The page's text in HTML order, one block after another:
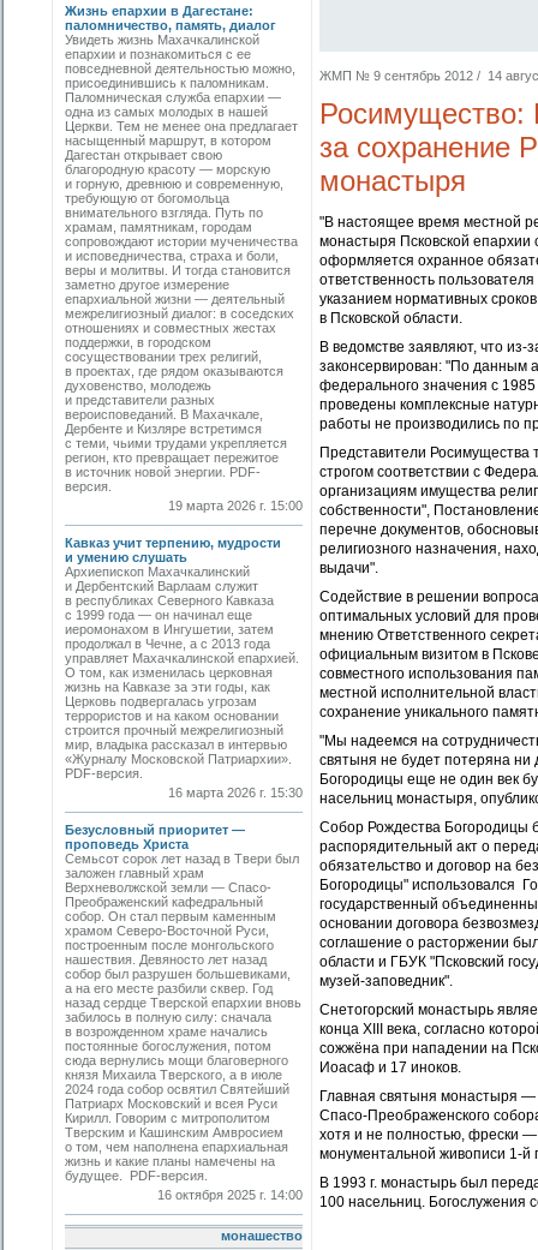
Жизнь епархии в Дагестане:
паломничество, память, диалог
Увидеть жизнь Махачкалинской
епархии и познакомиться с ее
повседневной деятельностью можно,
присоединившись к паломникам.
Паломническая служба епархии —
одна из самых молодых в нашей
Церкви. Тем не менее она предлагает
насыщенный маршрут, в котором
Дагестан открывает свою
благородную красоту — морскую
и горную, древнюю и современную,
требующую от богомольца
внимательного взгляда. Путь по
храмам, памятникам, городам
сопровождают истории мученичества
и исповедничества, страха и боли,
веры и молитвы. И тогда становится
заметно другое измерение
епархиальной жизни — деятельный
межрелигиозный диалог: в соседских
отношениях и совместных жестах
поддержки, в городском
сосуществовании трех религий,
в проектах, где рядом оказываются
духовенство, молодежь
и представители разных
вероисповеданий. В Махачкале,
Дербенте и Кизляре встретимся
с теми, чьими трудами укрепляется
регион, кто превращает пережитое
в источник новой энергии. PDF-
версия.
19 марта 2026 г. 15:00
Кавказ учит терпению, мудрости
и умению слушать
Архиепископ Махачкалинский
и Дербентский Варлаам служит
в республиках Северного Кавказа
с 1999 года — он начинал еще
иеромонахом в Ингушетии, затем
продолжал в Чечне, а с 2013 года
управляет Махачкалинской епархией.
О том, как изменилась церковная
жизнь на Кавказе за эти годы, как
Церковь подвергалась угрозам
террористов и на каком основании
строится прочный межрелигиозный
мир, владыка рассказал в интервью
«Журналу Московской Патриархии».
PDF-версия.
16 марта 2026 г. 15:30
Безусловный приоритет —
проповедь Христа
Семьсот сорок лет назад в Твери был
заложен главный храм
Верхневолжской земли — Спасо-
Преображенский кафедральный
собор. Он стал первым каменным
храмом Северо-Восточной Руси,
построенным после монгольского
нашествия. Девяносто лет назад
собор был разрушен большевиками,
а на его месте разбили сквер. Год
назад сердце Тверской епархии вновь
забилось в полную силу: сначала
в возрожденном храме начались
постоянные богослужения, потом
сюда вернулись мощи благоверного
князя Михаила Тверского, а в июле
2024 года собор освятил Святейший
Патриарх Московский и всея Руси
Кирилл. Говорим с митрополитом
Тверским и Кашинским Амвросием
о том, чем наполнена епархиальная
жизнь и какие планы намечены на
будущее. PDF-версия.
16 октября 2025 г. 14:00
монашество
ЖМП № 9 сентябрь 2012 / 14
Росимущество:
за сохранение
монастыря
"В настоящее время местной
монастыря Псковской епархии
оформляется охранное
ответственность
указанием нормативных
в Псковской области.
В ведомстве заявляют, что из-
законсервирован: "По данным
федерального значения с
проведены комплексные
работы не производились по
Представители Росимущества
строгом соответствии с
организациям имущества
собственности",
перечне документов,
религиозного назначения,
выдачи".
Содействие в решении
оптимальных условий для
мнению Ответственного
официальным визитом в
совместного использования
местной исполнительной
сохранение уникального
"Мы надеемся на
святыня не будет потеряна ни
Богородицы еще не один век
насельниц монастыря,
Собор Рождества Богородицы
распорядительный акт о
обязательство и договор на
Богородицы" использовался
государственный
основании договора
соглашение о расторжении
области и ГБУК "Псковский
музей-заповедник".
Снетогорский монастырь
конца XIII века, согласно
сожжёна при нападении на
Иоасаф и 17 иноков.
Главная святыня монастыря
Спасо-Преображенского
хотя и не полностью, фрески
монументальной живописи 1-й
В 1993 г. монастырь был
100 насельниц. Богослужения